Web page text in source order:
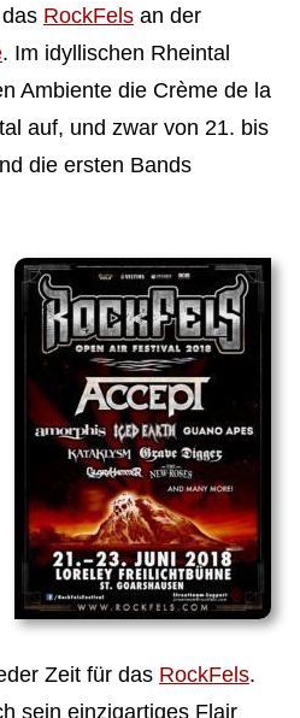
RockFelsan der
. Im idyllischen Rheintal
Ambiente die Crème de la
auf, und zwar von 21. bis
die ersten Bands
Zeit für das RockFels.
sein einzigartiges Flair